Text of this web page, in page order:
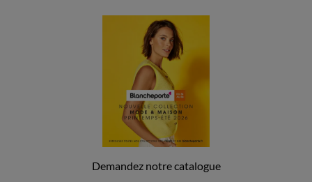
Demandez notre catalogue